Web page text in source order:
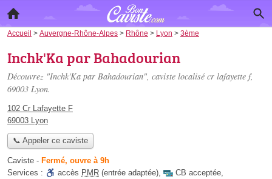
Accueil > Auvergne-Rhône-Alpes > Rhône > Lyon > 3ème
Inchk'Ka par Bahadourian
Découvrez "Inchk'Ka par Bahadourian", caviste localisé cr lafayette f,
69003 Lyon.
102 Cr Lafayette F
69003 Lyon
📞 Appeler ce caviste
Caviste - Fermé, ouvre à 9h
Services :
accès PMR (entrée adaptée), CB acceptée,